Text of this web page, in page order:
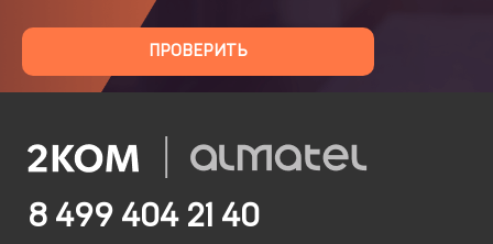
ПРОВЕРИТЬ
8 499 404 21 40